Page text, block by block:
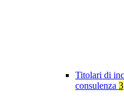
Titolari di
consulenza 3